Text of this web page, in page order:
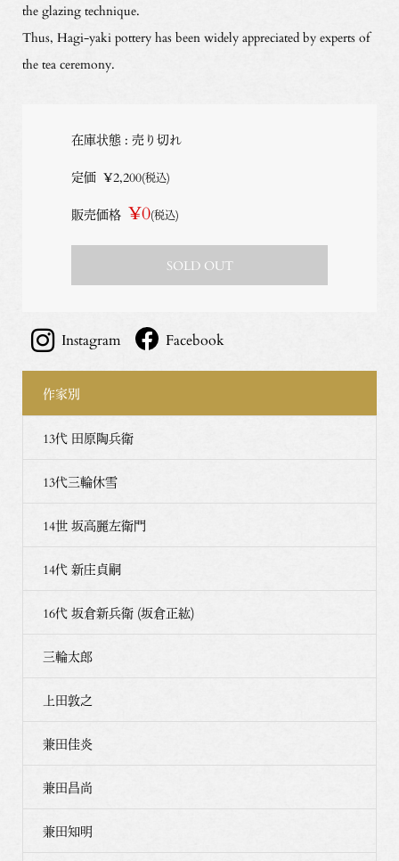
the glazing technique.
Thus, Hagi-yaki pottery has been widely appreciated by experts of
the tea ceremony.
在庫状態 : 売り切れ
定価 ¥2,200(税込)
販売価格 ¥0(税込)
SOLD OUT
Instagram Facebook
作家別
13代 田原陶兵衛
13代三輪休雪
14世 坂高麗左衛門
14代 新庄貞嗣
16代 坂倉新兵衛 (坂倉正紘)
三輪太郎
上田敦之
兼田佳炎
兼田昌尚
兼田知明